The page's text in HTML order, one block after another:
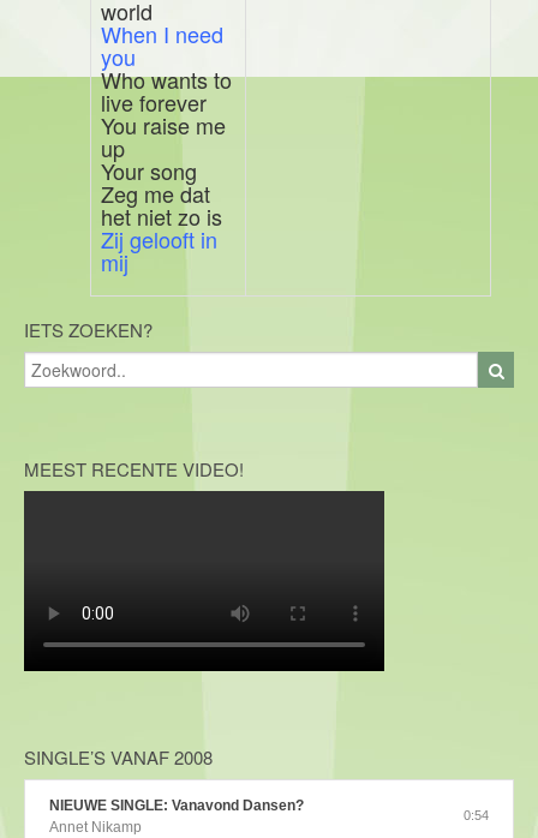
world
When I need
you
Who wants to
live forever
You raise me
up
Your song
Zeg me dat
het niet zo is
Zij gelooft in
mij
IETS ZOEKEN?
MEEST RECENTE VIDEO!
SINGLE’S VANAF 2008
NIEUWE SINGLE: Vanavond Dansen?
Annet Nikamp
0:54